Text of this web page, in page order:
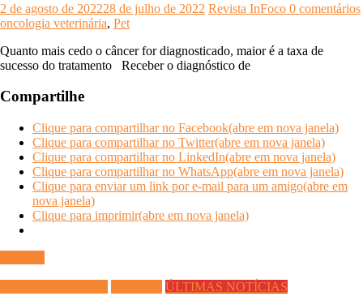
2 de agosto de 202228 de julho de 2022 Revista InFoco 0 comentários
oncologia veterinária, Pet
Quanto mais cedo o câncer for diagnosticado, maior é a taxa de
sucesso do tratamento Receber o diagnóstico de
Compartilhe
Clique para compartilhar no Facebook(abre em nova janela)
Clique para compartilhar no Twitter(abre em nova janela)
Clique para compartilhar no LinkedIn(abre em nova janela)
Clique para compartilhar no WhatsApp(abre em nova janela)
Clique para enviar um link por e-mail para um amigo(abre em
nova janela)
Clique para imprimir(abre em nova janela)
ÚLTIMAS NOTÍCIAS